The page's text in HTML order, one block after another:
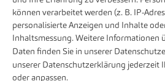
Repräsentant Ahmed Almousa
können verarbeitet werden (z. B. IP-
personalisierte Anzeigen und Inhalte
Inhaltsmessung. Weitere Informationen
Daten finden Sie in unserer
unserer Datenschutzerklärung jederzeit
oder anpassen.